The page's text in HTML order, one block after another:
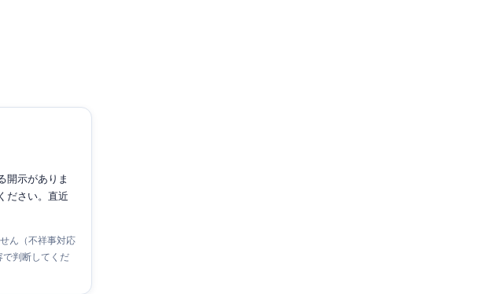
開示がありま
ださい。直近
ん（不祥事対応
判断してくだ